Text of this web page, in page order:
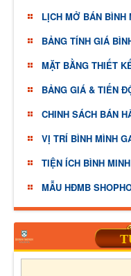
LỊCH MỞ BÁN BÌNH
BẢNG TÍNH GIÁ
MẶT BẰNG THIẾT
BẢNG GIÁ & TIẾN
CHINH SÁCH BÁN
VỊ TRÍ BÌNH MÌNH
TIỆN ÍCH BÌNH
MẪU HĐMB